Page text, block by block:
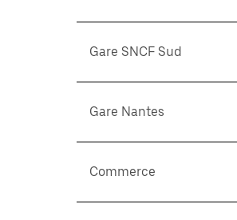
Gare SNCF Sud
Gare Nantes
Commerce